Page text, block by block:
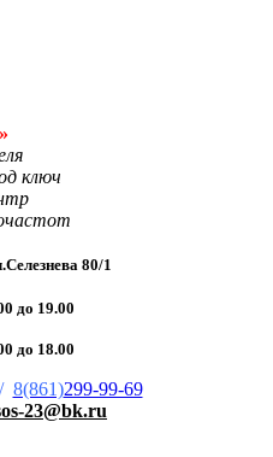
ключ
80/1
до 19.00
до 18.00
/ 8(861)299-99-69
23@bk.ru